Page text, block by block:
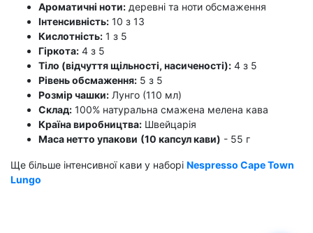
Ароматичні ноти: деревні та ноти обсмаження
Інтенсивність: 10 з 13
Кислотність: 1 з 5
Гіркота: 4 з 5
Тіло (відчуття щільності, насиченості): 4 з 5
Рівень обсмаження: 5 з 5
Розмір чашки: Лунго (110 мл)
Склад: 100% натуральна смажена мелена кава
Країна виробництва: Швейцарія
Маса нетто упакови (10 капсул кави) - 55 г
Ще більше інтенсивної кави у наборі Nespresso Cape Town
Lungo